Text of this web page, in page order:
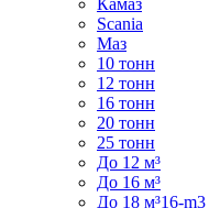
Камаз
Scania
Маз
10 тонн
12 тонн
16 тонн
20 тонн
25 тонн
До 12 м³
До 16 м³
До 18 м³16-m3